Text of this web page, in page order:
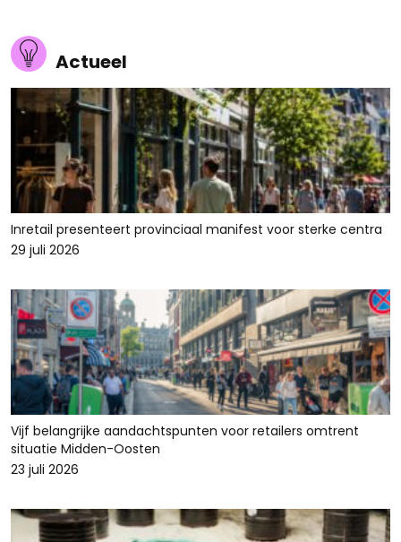
Actueel
Inretail presenteert provinciaal manifest voor sterke centra
29 juli 2026
Vijf belangrijke aandachtspunten voor retailers omtrent
situatie Midden-Oosten
23 juli 2026